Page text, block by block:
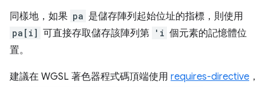
同樣地，如果 pa 是儲存陣列起始位址的指標，則使用
pa[i] 可直接存取儲存該陣列第 'i 個元素的記憶體位
置。
建議在 WGSL 著色器程式碼頂端使用 requires-directive ，